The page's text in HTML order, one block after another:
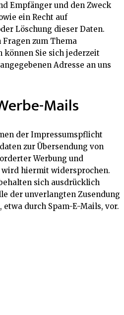
Empfänger und den Zweck
ein Recht auf
Löschung dieser Daten.
zum Thema
können Sie sich jederzeit
Adresse an uns
Mails
der Impressumspflicht
zur Übersendung von
Werbung und
hiermit widersprochen.
sich ausdrücklich
der unverlangten Zusendung
durch Spam-E-Mails, vor.